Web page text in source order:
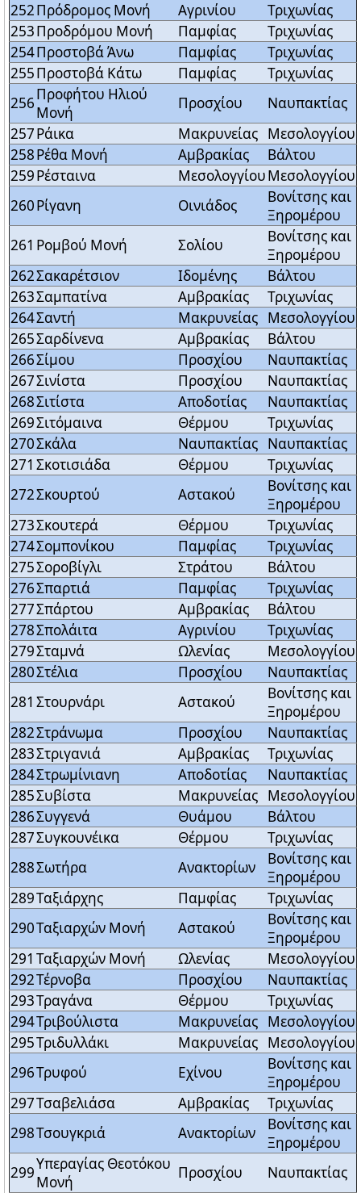
252Πρόδρομος Μονή Αγρινίου
Τριχωνίας
253Προδρόμου Μονή Παμφίας
Τριχωνίας
254Προστοβά Άνω Παμφίας
Τριχωνίας
255Προστοβά Κάτω Παμφίας
Τριχωνίας
256Προφήτου Ηλιού
Μονή
Προσχίου
Ναυπακτίας
257Ράικα Μακρυνείας Μεσολογγίου
258Ρέθα Μονή Αμβρακίας
Βάλτου
259Ρέσταινα ΜεσολογγίουΜεσολογγίου
260Ρίγανη Οινιάδος
Βονίτσης και
Ξηρομέρου
261 Ρομβού Μονή Σολίου
Βονίτσης και
Ξηρομέρου
262Σακαρέτσιον Ιδομένης
Βάλτου
263Σαμπατίνα Αμβρακίας
Τριχωνίας
264Σαντή Μακρυνείας Μεσολογγίου
265Σαρδίνενα Αμβρακίας
Βάλτου
266Σίμου Προσχίου
Ναυπακτίας
267Σινίστα Προσχίου
Ναυπακτίας
268Σιτίστα Αποδοτίας
Ναυπακτίας
269Σιτόμαινα Θέρμου
Τριχωνίας
270Σκάλα Ναυπακτίας Ναυπακτίας
271 Σκοτισιάδα Θέρμου
Τριχωνίας
272Σκουρτού Αστακού
Βονίτσης και
Ξηρομέρου
273Σκουτερά Θέρμου
Τριχωνίας
274Σομπονίκου Παμφίας
Τριχωνίας
275Σοροβίγλι Στράτου
Βάλτου
276Σπαρτιά Παμφίας
Τριχωνίας
277Σπάρτου Αμβρακίας
Βάλτου
278Σπολάιτα Αγρινίου
Τριχωνίας
279Σταμνά Ωλενίας
Μεσολογγίου
280Στέλια Προσχίου
Ναυπακτίας
281 Στουρνάρι Αστακού
Βονίτσης και
Ξηρομέρου
282Στράνωμα Προσχίου
Ναυπακτίας
283Στριγανιά Αμβρακίας
Τριχωνίας
284Στρωμίνιανη Αποδοτίας
Ναυπακτίας
285Συβίστα Μακρυνείας Μεσολογγίου
286Συγγενά Θυάμου
Βάλτου
287Συγκουνέικα Θέρμου
Τριχωνίας
288Σωτήρα Ανακτορίων
Βονίτσης και
Ξηρομέρου
289Ταξιάρχης Παμφίας
Τριχωνίας
290Ταξιαρχών Μονή Αστακού
Βονίτσης και
Ξηρομέρου
291 Ταξιαρχών Μονή Ωλενίας
Μεσολογγίου
292Τέρνοβα Προσχίου
Ναυπακτίας
293Τραγάνα Θέρμου
Τριχωνίας
294Τριβούλιστα Μακρυνείας Μεσολογγίου
295Τριδυλλάκι Μακρυνείας Μεσολογγίου
296Τρυφού Εχίνου
Βονίτσης και
Ξηρομέρου
297Τσαβελιάσα Αμβρακίας
Τριχωνίας
298Τσουγκριά Ανακτορίων
Βονίτσης και
Ξηρομέρου
299Υπεραγίας Θεοτόκου
Μονή
Προσχίου
Ναυπακτίας